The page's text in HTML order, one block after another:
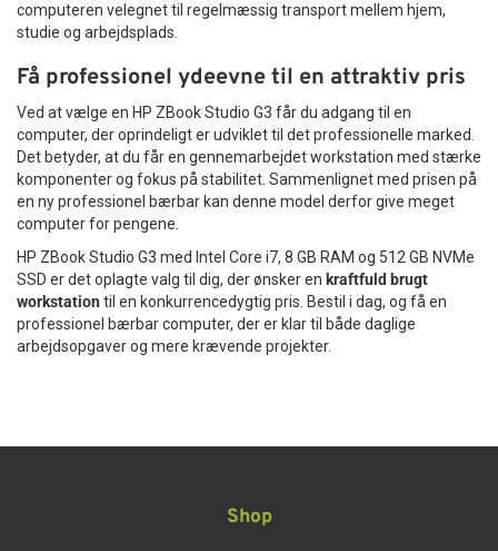
computeren velegnet til regelmæssig transport mellem hjem,
studie og arbejdsplads.
Få professionel ydeevne til en attraktiv pris
Ved at vælge en HP ZBook Studio G3 får du adgang til en
computer, der oprindeligt er udviklet til det professionelle marked.
Det betyder, at du får en gennemarbejdet workstation med stærke
komponenter og fokus på stabilitet. Sammenlignet med prisen på
en ny professionel bærbar kan denne model derfor give meget
computer for pengene.
HP ZBook Studio G3 med Intel Core i7, 8 GB RAM og 512 GB NVMe
SSD er det oplagte valg til dig, der ønsker en kraftfuld brugt
workstation til en konkurrencedygtig pris. Bestil i dag, og få en
professionel bærbar computer, der er klar til både daglige
arbejdsopgaver og mere krævende projekter.
Shop